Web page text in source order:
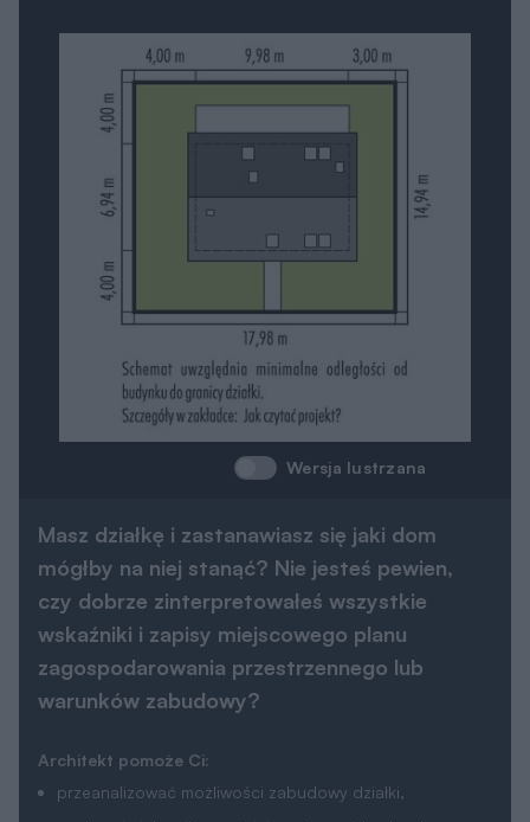
Wersja lustrzana
Masz działkę i zastanawiasz się jaki dom
mógłby na niej stanąć? Nie jesteś pewien,
czy dobrze zinterpretowałeś wszystkie
wskaźniki i zapisy miejscowego planu
zagospodarowania przestrzennego lub
warunków zabudowy?
Architekt pomoże Ci:
przeanalizować możliwości zabudowy działki,